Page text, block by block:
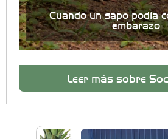
Cuando un sapo podía
embarazo
Leer más sobre